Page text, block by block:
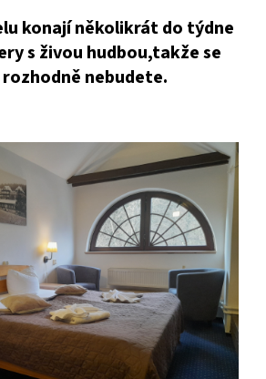
konají několikrát do týdne
s živou hudbou,takže se
nebudete.